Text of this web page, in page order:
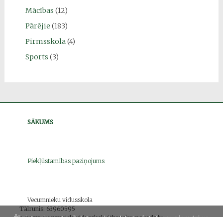
Mācības (12)
Pārējie (183)
Pirmsskola(4)
Sports (3)
SĀKUMS
Piekļūstamības paziņojums
Vecumnieku vidusskola
Tālrunis: 63960595